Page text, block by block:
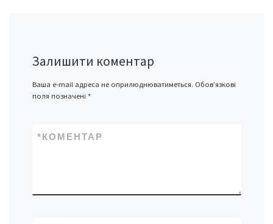
Залишити коментар
Ваша e-mail адреса не оприлюднюватиметься. Обов’язкові
поля позначені *
КОМЕНТАР
*